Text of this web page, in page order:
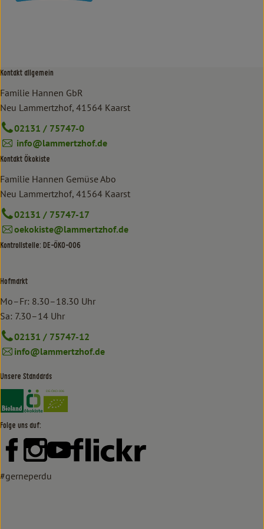
Kontakt allgemein
Familie Hannen GbR
Neu Lammertzhof, 41564 Kaarst
02131 / 75747-0
info@lammertzhof.de
Kontakt Ökokiste
Familie Hannen Gemüse Abo
Neu Lammertzhof, 41564 Kaarst
02131 / 75747-17
oekokiste@lammertzhof.de
Kontrollstelle: DE-ÖKO-006
Hofmarkt
Mo–Fr: 8.30–18.30 Uhr
Sa: 7.30–14 Uhr
02131 / 75747-12
info@lammertzhof.de
Unsere Standards
Externer Link zu https://www.bioland.de/verbraucher
Externer Link zu https://www.oekokiste.de/
Folge uns auf:
Externer Link zu https://www.facebook.com/lammertzhof/
Externer Link zu https://www.instagram.com/
Externer Link zu https://www.youtube.com/
Externer Link zu https://
#gerneperdu